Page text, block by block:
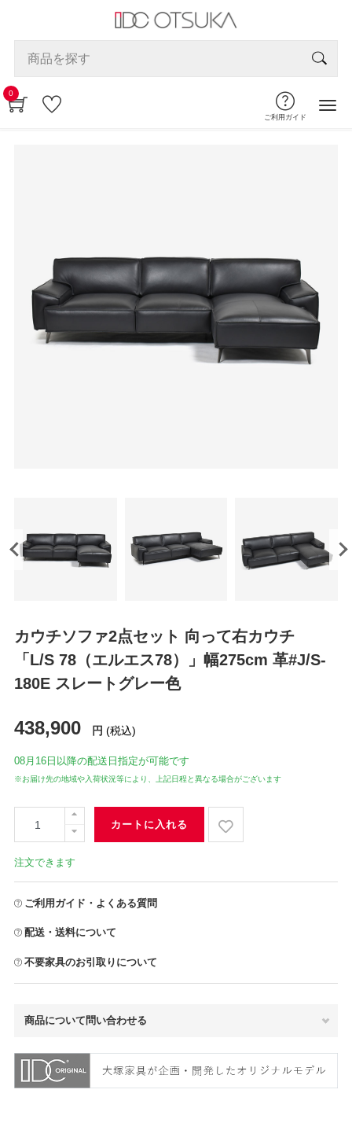
0
ご利用ガイド
カウチソファ2点セット 向って右カウチ
「L/S 78（エルエス78）」幅275cm 革#J/S-
180E スレートグレー色
438,900 円 (税込)
08月16日 以降の配送日指定が可能です
※お届け先の地域や入荷状況等により、上記日程と異なる場合がございます
カートに入れる
注文できます
ご利用ガイド・よくある質問
配送・送料について
不要家具のお引取りについて
商品について問い合わせる